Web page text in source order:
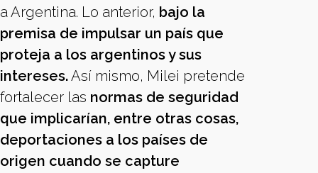
a Argentina. Lo anterior, bajo la
premisa de impulsar un país que
proteja a los argentinos y sus
intereses.Así mismo, Milei pretende
fortalecer las normas de seguridad
que implicarían, entre otras cosas,
deportaciones a los países de
origen cuando se capture